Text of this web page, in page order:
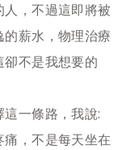
，不過這即將被
薪水，物理治療
不是我想要的
一條路，我說:
痛，不是每天坐在